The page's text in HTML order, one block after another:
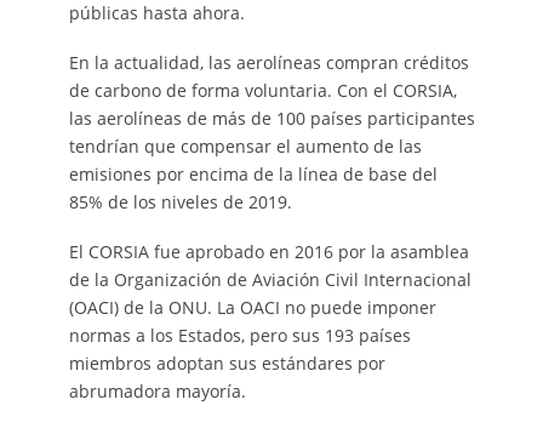
públicas hasta ahora.
En la actualidad, las aerolíneas compran créditos
de carbono de forma voluntaria. Con el CORSIA,
las aerolíneas de más de 100 países participantes
tendrían que compensar el aumento de las
emisiones por encima de la línea de base del
85% de los niveles de 2019.
El CORSIA fue aprobado en 2016 por la asamblea
de la Organización de Aviación Civil Internacional
(OACI) de la ONU. La OACI no puede imponer
normas a los Estados, pero sus 193 países
miembros adoptan sus estándares por
abrumadora mayoría.